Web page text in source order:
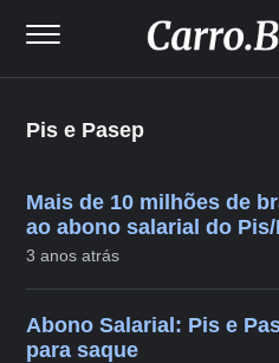
Pis e Pasep
Mais de 10 milhões de
ao abono salarial do
3 anos atrás
Abono Salarial: Pis e
para saque